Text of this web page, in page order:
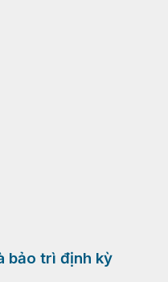
bảo trì định kỳ